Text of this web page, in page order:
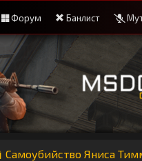
Форум Банлист
Самоубийство Яниса